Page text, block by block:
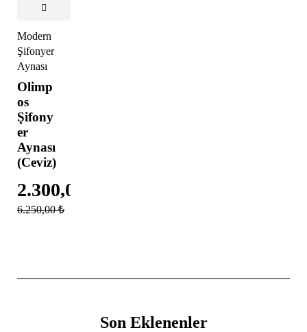
Modern
Şifonyer
Aynası
Olimp
os
Şifony
er
Aynası
(Ceviz)
6.250,00₺
2.300,00
Son Eklenenler